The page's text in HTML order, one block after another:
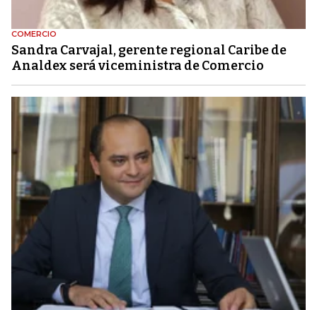
COMERCIO
Sandra Carvajal, gerente regional Caribe de
Analdex será viceministra de Comercio